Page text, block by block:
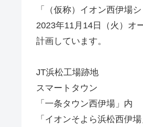
「（仮称）イオン西伊場
2023年11月14日（火）オ
計画しています。
JT浜松工場跡地
スマートタウン
「一条タウン西伊場」内
「イオンそよら浜松西伊場